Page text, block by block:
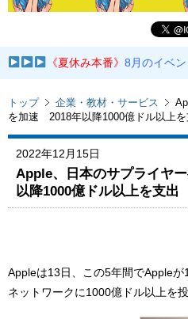
《夏休み本番》8月のイベ
トップ 企業・教材・サービス
を加速 2018年以降1000億ドル以上を
2022年12月15日
Apple、日本のサプライヤ
以降1000億ドル以上を支出
Appleは13日、この5年間でApple
ネットワークに1000億ドル以上を